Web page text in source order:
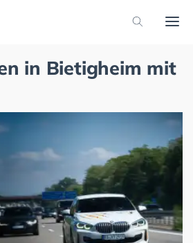
in Bietigheim mit